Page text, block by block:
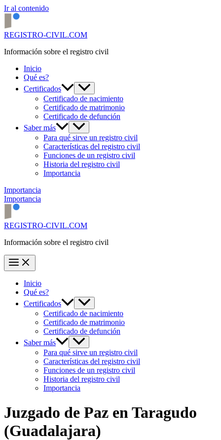
Ir al contenido
REGISTRO-CIVIL.COM
Información sobre el registro civil
Inicio
Qué es?
Certificados
Certificado de nacimiento
Certificado de matrimonio
Certificado de defunción
Saber más
Para qué sirve un registro civil
Características del registro civil
Funciones de un registro civil
Historia del registro civil
Importancia
Importancia
Importancia
REGISTRO-CIVIL.COM
Información sobre el registro civil
Inicio
Qué es?
Certificados
Certificado de nacimiento
Certificado de matrimonio
Certificado de defunción
Saber más
Para qué sirve un registro civil
Características del registro civil
Funciones de un registro civil
Historia del registro civil
Importancia
Juzgado de Paz en Taragudo
(Guadalajara)